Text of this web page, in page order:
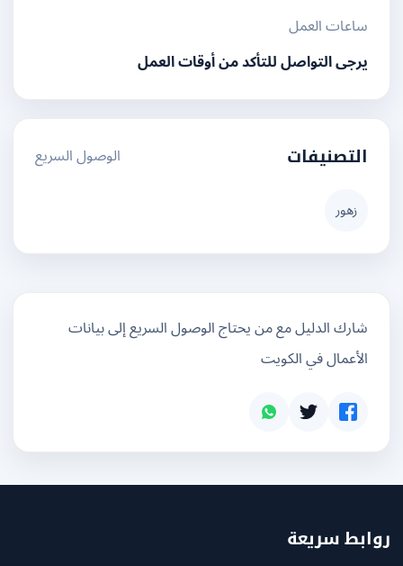
ساعات العمل
يرجى التواصل للتأكد من أوقات العمل
التصنيفات الوصول السريع
شارك الدليل مع من يحتاج الوصول السريع إلى بيانات
الأعمال في الكويت
سريعة